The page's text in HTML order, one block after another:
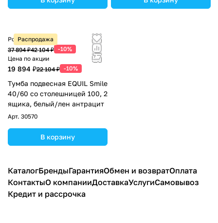
Распродажа
Розничная цена
37 894 ₽42 104 ₽ -10%
Цена по акции
19 894 ₽22 104 ₽ -10%
Тумба подвесная EQUIL Smile
40/60 со столешницей 100, 2
ящика, белый/лен антрацит
Арт. 30570
В корзину
КаталогБрендыГарантияОбмен и возвратОплата
КонтактыО компанииДоставкаУслугиСамовывоз
Кредит и рассрочка